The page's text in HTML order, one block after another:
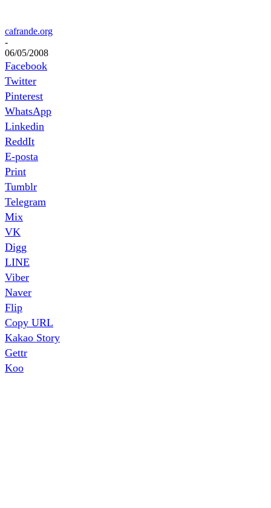
cafrande.org
-
06/05/2008
Facebook
Twitter
Pinterest
WhatsApp
Linkedin
ReddIt
E-posta
Print
Tumblr
Telegram
Mix
VK
Digg
LINE
Viber
Naver
Flip
Copy URL
Kakao Story
Gettr
Koo